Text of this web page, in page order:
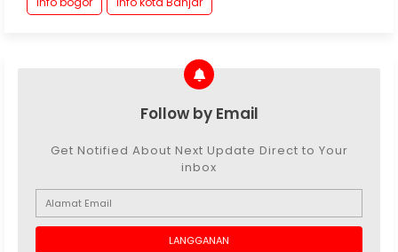
Follow by Email
Get Notified About Next Update Direct to Your
inbox